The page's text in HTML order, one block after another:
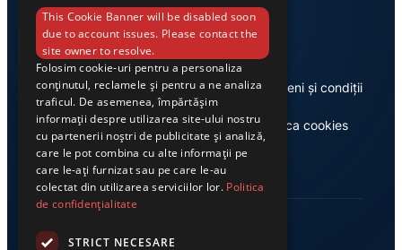
Link-uri utile
Despre noi
Casa de editură Exclusiv
Termeni și condiții
Politica cookies
This Cookie Banner will be disabled soon
due to account issues. Please contact the
site owner to resolve.
Folosim cookie-uri pentru a personaliza
conținutul, reclamele și pentru a ne analiza
traficul. De asemenea, împărtășim
informații despre utilizarea site-ului nostru
cu partenerii noștri de publicitate și analiză,
care le pot combina cu alte informații pe
care le-ați furnizat sau pe care le-au
colectat din utilizarea serviciilor lor. Politica
de confidențialitate
STRICT NECESARE